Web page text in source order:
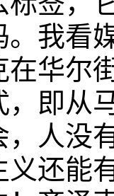
。我看
在华尔
，即从
，人没
义还能